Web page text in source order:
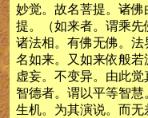
妙觉。故名菩提。诸
提。（如来者。谓乘
诸法相。有佛无佛。
名如来。又如来依般
虚妄。不变异。由此
智德者。谓以平等智
生机。为其演说。而